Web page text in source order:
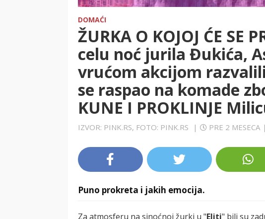
DOMAĆI
ŽURKA O KOJOJ ĆE SE
celu noć jurila Đukića,
vrućom akcijom
se raspao na komade
KUNE I PROKLINJE
IZVOR: PINK.RS, FOTO: PINK.RS | PRE 2 MESECA |
Puno prokreta i jakih emocija.
Za atmosferu na sinoćnoj žurki u "Eliti" bili su